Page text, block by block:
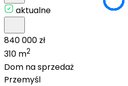
aktualne
840 000 zł
310 m2
Dom na sprzedaż
Przemyśl